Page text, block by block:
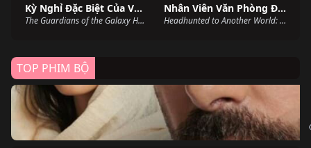
Kỳ Nghỉ Đặc Biệt Của Vệ Binh Dải Ngân Hà
The Guardians of the Galaxy Holiday Special (2022)
Nhân Viên Văn Phòng Được Triệu Hồi Thành Tứ Đại Thiên Vương Ở Thế Giới Khác
Headhunted to Another World: From Salaryman to Big Four! (2025)
TOP PHIM BỘ